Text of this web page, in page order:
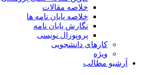
خلاصه مقالات
خلاصه پایان نامه ها
نگارش پایان نامه
پروپوزال نویسی
کارهای دانشجویی
ویژه
آرشیو مطالب